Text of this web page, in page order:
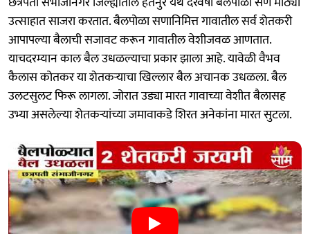
उत्साहात साजरा करतात. बैलपोळा सणानिमित्त गावातील सर्व शेतकरी
आपापल्या बैलाची सजावट करून गावातील वेशीजवळ आणतात.
याचदरम्यान काल बैल उधळल्याचा प्रकार झाला आहे. यावेळी वैभव
कैलास कोतकर या शेतकऱ्याचा खिल्लार बैल अचानक उधळला. बैल
उलटसुलट फिरू लागला. जोरात उड्या मारत गावाच्या वेशीत बैलासह
उभ्या असलेल्या शेतकऱ्यांच्या जमावाकडे शिरत अनेकांना मारत सुटला.